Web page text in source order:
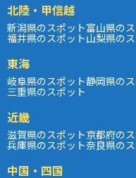
北陸・甲信越
新潟県のスポット富山県の
福井県のスポット山梨県の
東海
岐阜県のスポット静岡県の
三重県のスポット
近畿
滋賀県のスポット京都府の
兵庫県のスポット奈良県の
中国・四国